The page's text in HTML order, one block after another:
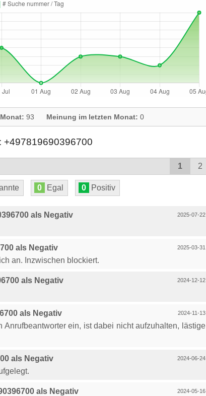
93 Meinung im letzten Monat: 0
+497819690396700
1 2
0 Egal 0 Positiv
2025-07-22
als Negativ
2025-03-31
als Negativ
an. Inzwischen blockiert.
2024-12-12
als Negativ
2024-11-13
als Negativ
Anrufbeantworter ein, ist dabei nicht aufzuhalten, lästige
2024-06-24
als Negativ
2024-05-16
als Negativ